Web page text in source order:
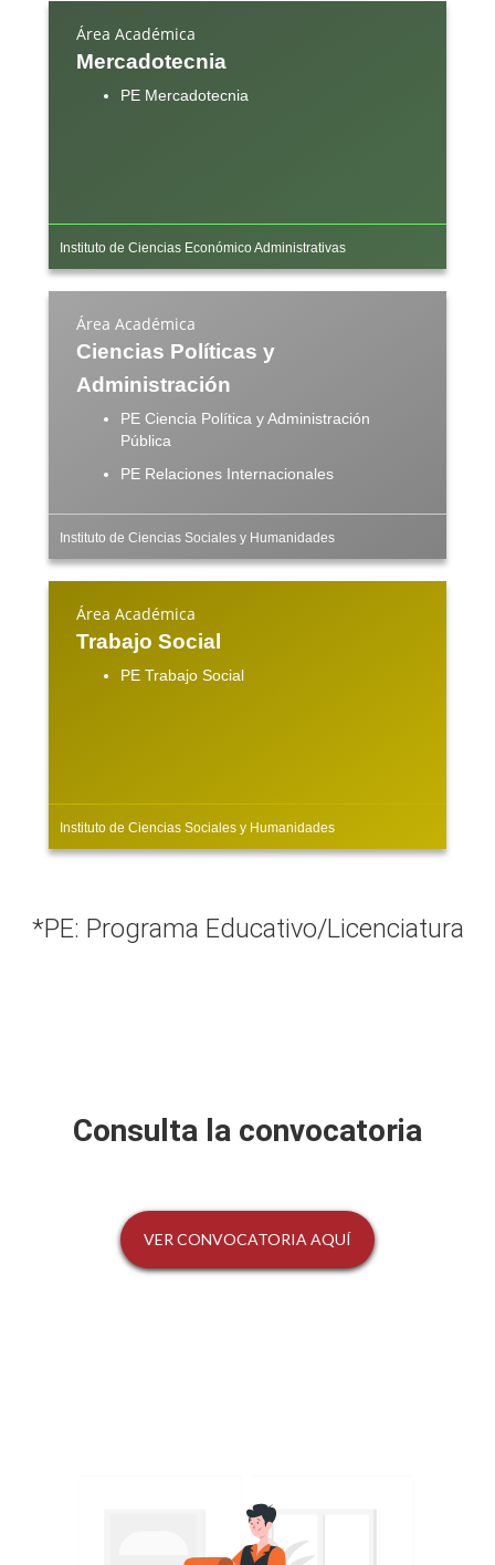
Área Académica
Mercadotecnia
PE Mercadotecnia
Instituto de Ciencias Económico Administrativas
Área Académica
Ciencias Políticas y
Administración
PE Ciencia Política y Administración
Pública
PE Relaciones Internacionales
Instituto de Ciencias Sociales y Humanidades
Área Académica
Trabajo Social
PE Trabajo Social
Instituto de Ciencias Sociales y Humanidades
*PE: Programa Educativo/Licenciatura
Consulta la convocatoria
VER CONVOCATORIA AQUÍ